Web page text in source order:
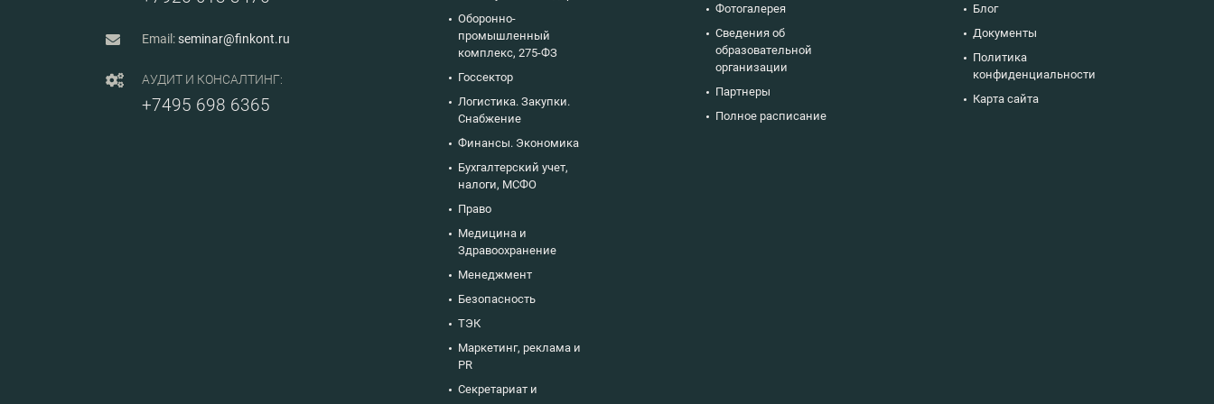
Email:seminar@finkont.ru
АУДИТ И КОНСАЛТИНГ:
+7495 698 6365
Оборонно-
промышленный
комплекс, 275-ФЗ
Госсектор
Логистика. Закупки.
Снабжение
Финансы. Экономика
Бухгалтерский учет,
налоги, МСФО
Право
Медицина и
Здравоохранение
Менеджмент
Безопасность
ТЭК
Маркетинг, реклама и
PR
Секретариат и
Фотогалерея
Сведения об
образовательной
организации
Партнеры
Полное расписание
Блог
Документы
Политика
конфиденциальности
Карта сайта